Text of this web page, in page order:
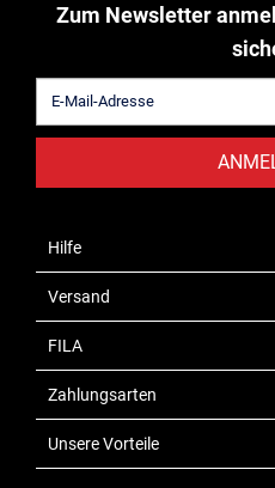
Zum Newsletter
Hilfe
Versand
FILA
Zahlungsarten
Unsere Vorteile